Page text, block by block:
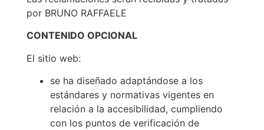
por BRUNO RAFFAELE
CONTENIDO OPCIONAL
El sitio web:
se ha diseñado adaptándose a los
estándares y normativas vigentes en
relación a la accesibilidad, cumpliendo
con los puntos de verificación de